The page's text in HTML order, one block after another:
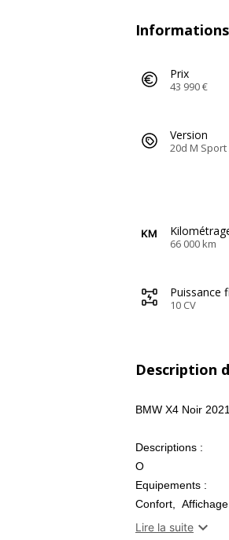
Prix
43 990 €
Version
20d M Sport
66 000 km
Puissance
10 CV
Description
BMW X4 Noir
Descriptions :
O
Equipements :
Confort,
Contrôle de la
Lire la suite 